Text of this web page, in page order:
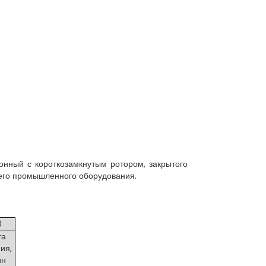
с короткозамкнутым ротором, закрытого
промышленного оборудования.